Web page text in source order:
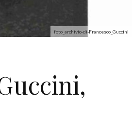
foto_archivio-di-Francesco_Guccini